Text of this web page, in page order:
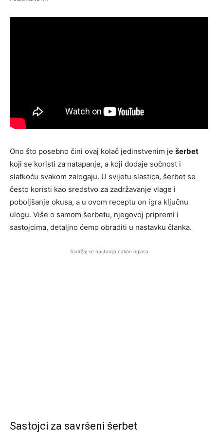
Ono što posebno čini ovaj kolač jedinstvenim je šerbet
koji se koristi za natapanje, a koji dodaje sočnost i
slatkoću svakom zalogaju. U svijetu slastica, šerbet se
često koristi kao sredstvo za zadržavanje vlage i
poboljšanje okusa, a u ovom receptu on igra ključnu
ulogu. Više o samom šerbetu, njegovoj pripremi i
sastojcima, detaljno ćemo obraditi u nastavku članka.
Sadržaj se nastavlja nakon oglasa
Sastojci za savršeni šerbet